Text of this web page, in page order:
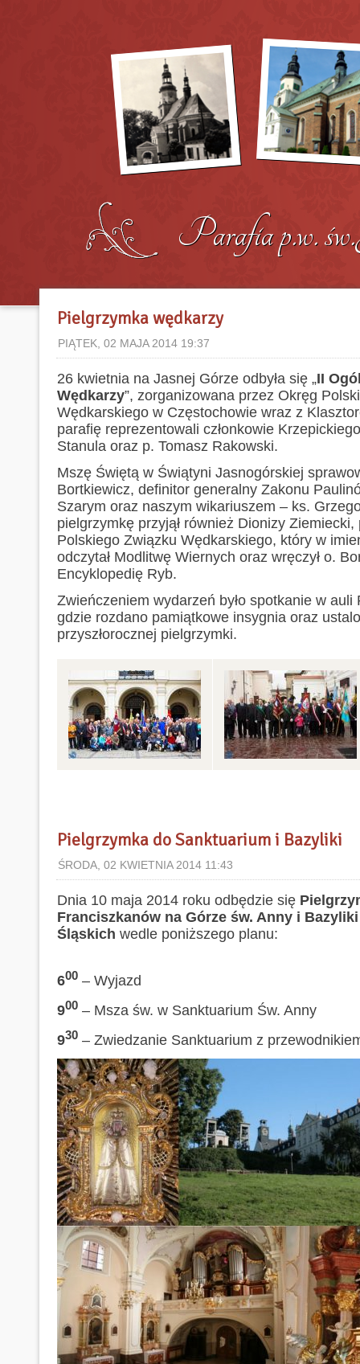
Pielgrzymka wędkarzy
PIĄTEK, 02 MAJA 2014 19:37
26 kwietnia na Jasnej Górze odbyła się „II
Wędkarzy”, zorganizowana przez Okręg
Wędkarskiego w Częstochowie wraz z
parafię reprezentowali członkowie
Stanula oraz p. Tomasz Rakowski.
Mszę Świętą w Świątyni Jasnogórskiej
Bortkiewicz, definitor generalny Zakonu
Szarym oraz naszym wikariuszem – ks.
pielgrzymkę przyjął również Dionizy
Polskiego Związku Wędkarskiego, który w
odczytał Modlitwę Wiernych oraz wręczył o.
Encyklopedię Ryb.
Zwieńczeniem wydarzeń było spotkanie w
gdzie rozdano pamiątkowe insygnia oraz
przyszłorocznej pielgrzymki.
Pielgrzymka do Sanktuarium i Bazyliki
ŚRODA, 02 KWIETNIA 2014 11:43
Dnia 10 maja 2014 roku odbędzie się
Franciszkanów na Górze św. Anny i
Śląskich wedle poniższego planu:
600 – Wyjazd
900 – Msza św. w Sanktuarium Św. Anny
930 – Zwiedzanie Sanktuarium z